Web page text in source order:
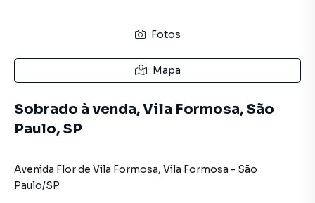
Fotos
Mapa
Sobrado à venda, Vila Formosa, São
Paulo, SP
Avenida Flor de Vila Formosa, Vila Formosa - São
Paulo/SP